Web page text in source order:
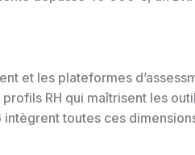
et les plateformes
RH qui maîtrisent les
toutes ces